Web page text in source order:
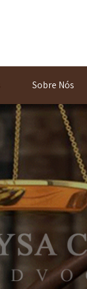
Sobre Nós